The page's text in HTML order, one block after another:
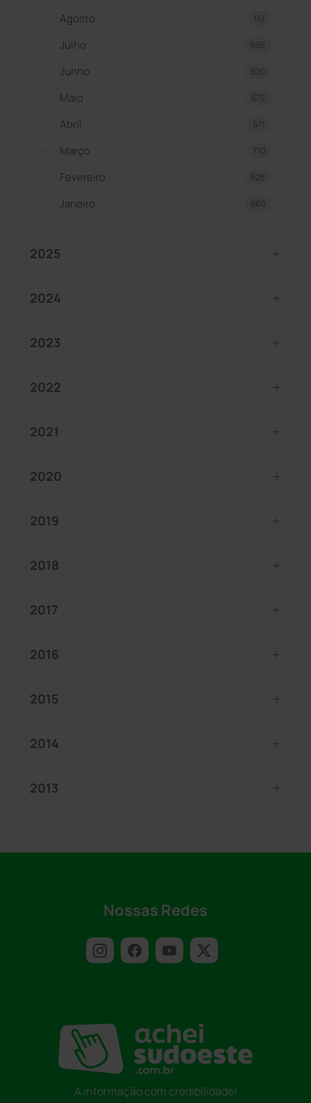
Agosto 151
Julho 695
Junho 620
Maio 675
Abril 671
Março 710
Fevereiro 625
Janeiro 660
2025
2024
2023
2022
2021
2020
2019
2018
2017
2016
2015
2014
2013
Nossas Redes
A informação com credibilidade!